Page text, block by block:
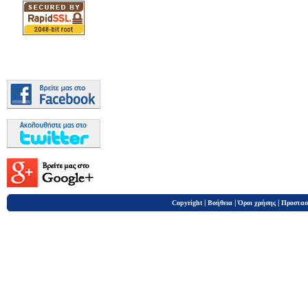
Copyright | Βοήθεια |Όροι χρήσης |